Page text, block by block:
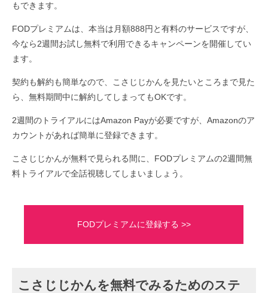
もできます。
FODプレミアムは、本当は月額888円と有料のサービスですが、
今なら2週間お試し無料で利用できるキャンペーンを開催してい
ます。
契約も解約も簡単なので、こさじじかんを見たいところまで見た
ら、無料期間中に解約してしまってもOKです。
2週間のトライアルにはAmazon Payが必要ですが、Amazonのア
カウントがあれば簡単に登録できます。
こさじじかんが無料で見られる間に、FODプレミアムの2週間無
料トライアルで全話視聴してしまいましょう。
FODプレミアムに登録する >>
こさじじかんを無料でみるためのステ